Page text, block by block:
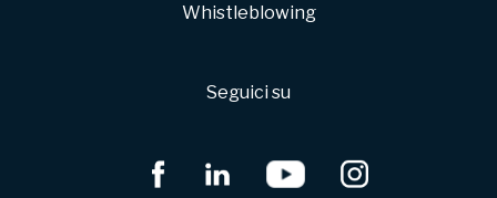
Whistleblowing
Seguici su